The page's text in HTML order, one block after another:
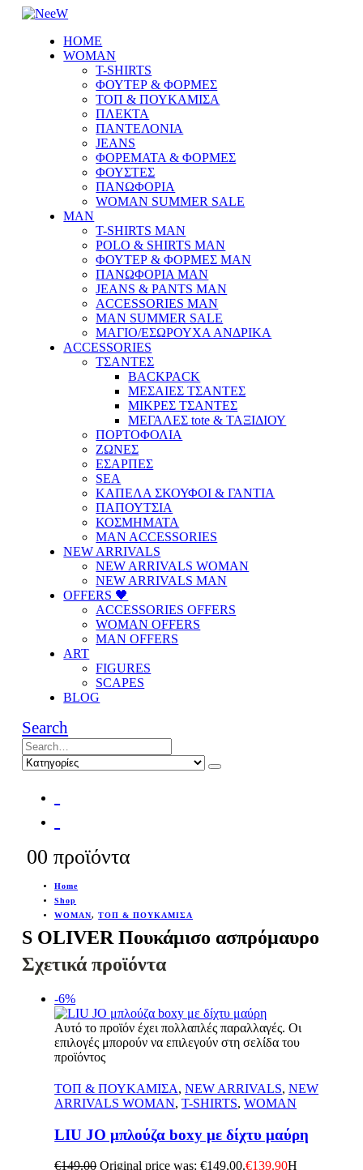
HOME
WOMAN
T-SHIRTS
ΦΟΥΤΕΡ & ΦΟΡΜΕΣ
ΤΟΠ & ΠΟΥΚΑΜΙΣΑ
ΠΛΕΚΤΑ
ΠΑΝΤΕΛΟΝΙΑ
JEANS
ΦΟΡΕΜΑΤΑ & ΦΟΡΜΕΣ
ΦΟΥΣΤΕΣ
ΠΑΝΩΦΟΡΙΑ
WOMAN SUMMER SALE
MAN
T-SHIRTS MAN
POLO & SHIRTS MAN
ΦΟΥΤΕΡ & ΦΟΡΜΕΣ MAN
ΠΑΝΩΦΟΡΙΑ MAN
JEANS & PANTS MAN
ACCESSORIES MAN
MAN SUMMER SALE
ΜΑΓΙΟ/ΕΣΩΡΟΥΧΑ ΑΝΔΡΙΚΑ
ACCESSORIES
ΤΣΑΝΤΕΣ
BACKPACK
ΜΕΣΑΙΕΣ ΤΣΑΝΤΕΣ
ΜΙΚΡΕΣ ΤΣΑΝΤΕΣ
ΜΕΓΑΛΕΣ tote & ΤΑΞΙΔΙΟΥ
ΠΟΡΤΟΦΟΛΙΑ
ΖΩΝΕΣ
ΕΣΑΡΠΕΣ
SEA
ΚΑΠΕΛΑ ΣΚΟΥΦΟΙ & ΓΑΝΤΙΑ
ΠΑΠΟΥΤΣΙΑ
ΚΟΣΜΗΜΑΤΑ
MAN ACCESSORIES
NEW ARRIVALS
NEW ARRIVALS WOMAN
NEW ARRIVALS MAN
OFFERS 🖤
ACCESSORIES OFFERS
WOMAN OFFERS
MAN OFFERS
ART
FIGURES
SCAPES
BLOG
Search
00 προϊόντα
Home
Shop
WOMAN,ΤΟΠ & ΠΟΥΚΑΜΙΣΑ
S OLIVER Πουκάμισο ασπρόμαυρο
Σχετικά προϊόντα
-6%
Αυτό το προϊόν έχει πολλαπλές παραλλαγές. Οι
επιλογές μπορούν να επιλεγούν στη σελίδα του
προϊόντος
ΤΟΠ & ΠΟΥΚΑΜΙΣΑ,NEW ARRIVALS,NEW
ARRIVALS WOMAN,T-SHIRTS,WOMAN
LIU JO μπλούζα boxy με δίχτυ μαύρη
€149.00 Original price was: €149.00.€139.90Η